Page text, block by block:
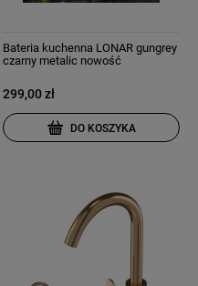
Bateria kuchenna LONAR gungrey
czarny metalic nowość
299,00 zł
DO KOSZYKA